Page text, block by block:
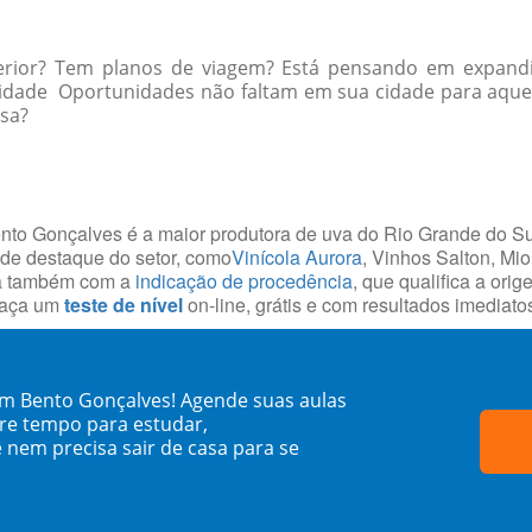
Tem planos de viagem? Está pensando em
Oportunidades não faltam em sua cidade para
Gonçalves é a maior produtora de uva do Rio Grande do
destaque do setor, comoVinícola Aurora, Vinhos Salton,
com a indicação de procedência, que qualifica a
um teste de nívelon-line, grátis e com resultados
Bento Gonçalves! Agende suas aulas
tempo para estudar,
precisa sair de casa para se